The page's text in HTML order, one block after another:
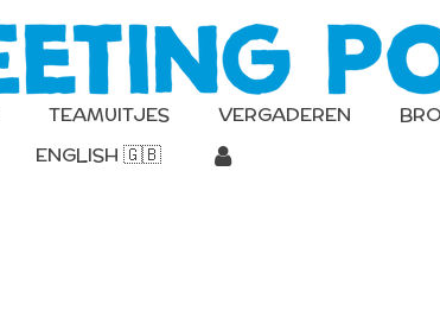
TEAMUITJES VERGADEREN
ENGLISH 🇬🇧